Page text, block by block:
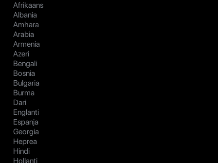
Afrikaans
Albania
Amhara
Arabia
Armenia
Azeri
Bengali
Bosnia
Bulgaria
Burma
Dari
Englanti
Espanja
Georgia
Heprea
Hindi
Hollanti